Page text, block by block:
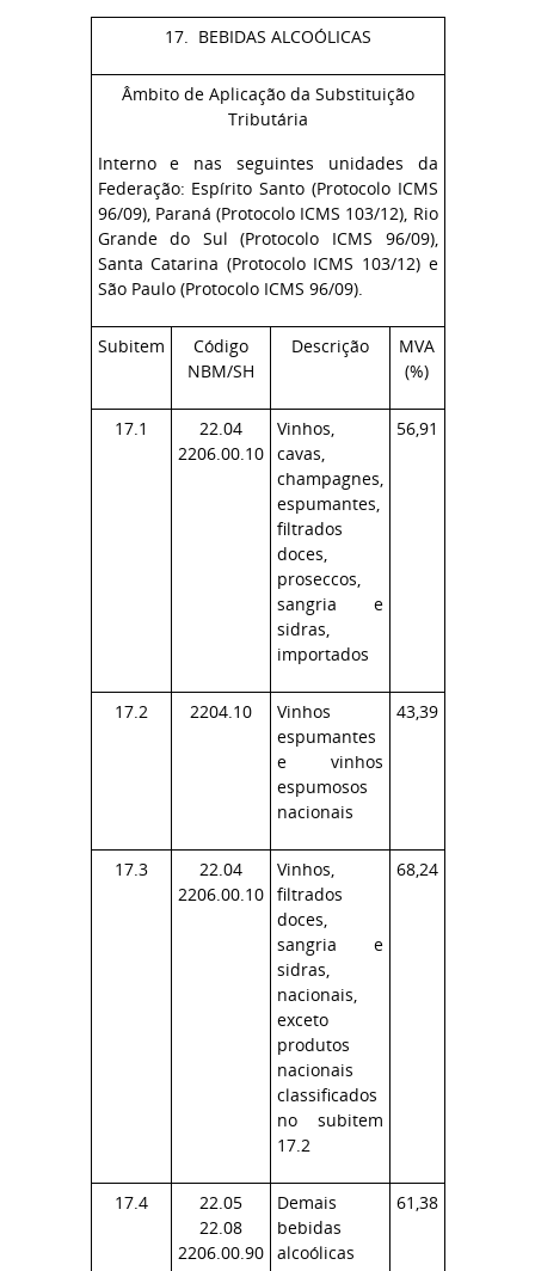
17. BEBIDAS ALCOÓLICAS
Âmbito de Aplicação da Substituição
Tributária
Interno e nas seguintes unidades da
Federação: Espírito Santo (Protocolo ICMS
96/09), Paraná (Protocolo ICMS 103/12), Rio
Grande do Sul (Protocolo ICMS 96/09),
Santa Catarina (Protocolo ICMS 103/12) e
São Paulo (Protocolo ICMS 96/09).
Subitem
Código
NBM/SH
Descrição
MVA
(%)
17.1
22.04
2206.00.10
Vinhos,
cavas,
champagnes,
espumantes,
filtrados
doces,
proseccos,
sangria e
sidras,
importados
56,91
17.2 2204.10
Vinhos
espumantes
e vinhos
espumosos
nacionais
43,39
17.3
22.04
2206.00.10
Vinhos,
filtrados
doces,
sangria e
sidras,
nacionais,
exceto
produtos
nacionais
classificados
no subitem
17.2
68,24
17.4
22.05
22.08
2206.00.90
Demais
bebidas
alcoólicas
61,38